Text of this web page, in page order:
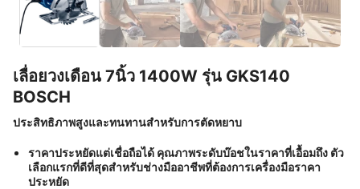
เลื่อยวงเดือน 7นิ้ว 1400W รุ่น GKS140
BOSCH
ประสิทธิภาพสูงและทนทานสำหรับการตัดหยาบ
ราคาประหยัดแต่เชื่อถือได้ คุณภาพระดับบ๊อชในราคาที่เอื้อมถึง ตัว
เลือกแรกที่ดีที่สุดสำหรับช่างมืออาชีพที่ต้องการเครื่องมือราคา
ประหยัด